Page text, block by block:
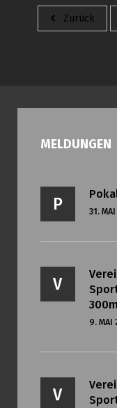
Beitrags-
Zurück
MELDUNGEN
P 31.
V
9. MAI
V